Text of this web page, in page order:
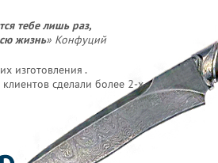
тебе лишь раз,
жизнь» Конфуций
изготовления .
клиентов сделали более 2-х